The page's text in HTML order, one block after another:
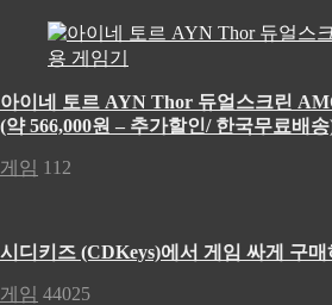
아이네 토르 AYN Thor 듀얼스크린
(약 566,000원 – 추가할인/ 한국무료배
게임 112
시디키즈 (CDKeys)에서 게임 싸게 구매
게임 44025